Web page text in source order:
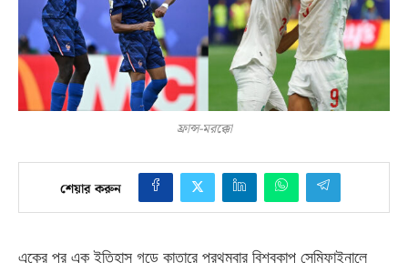
ফ্রান্স-মরক্কো
শেয়ার করুন
একের পর এক ইতিহাস গড়ে কাতারে প্রথমবার বিশ্বকাপ সেমিফাইনালে